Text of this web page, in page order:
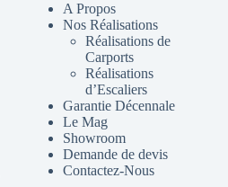
A Propos
Nos Réalisations
Réalisations de
Carports
Réalisations
d’Escaliers
Garantie Décennale
Le Mag
Showroom
Demande de devis
Contactez-Nous